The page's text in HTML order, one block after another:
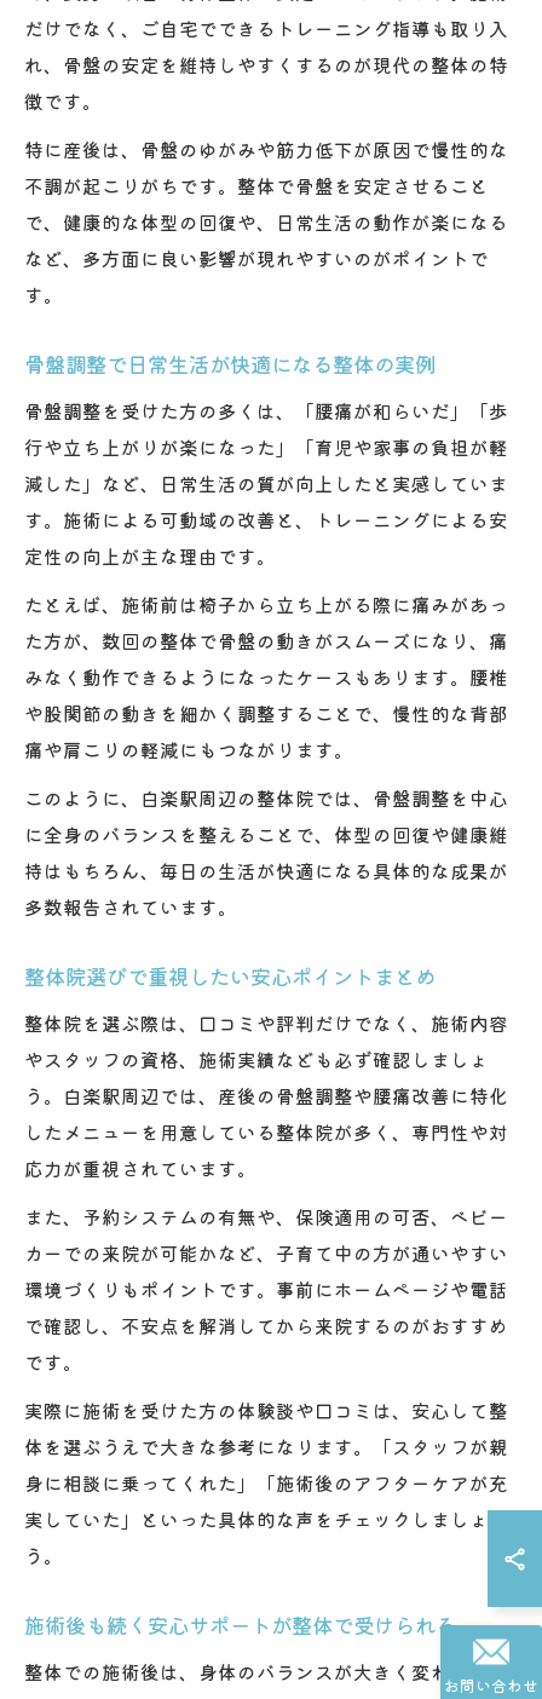
だけでなく、ご自宅でできるトレーニング指導も取り入
れ、骨盤の安定を維持しやすくするのが現代の整体の特
徴です。
特に産後は、骨盤のゆがみや筋力低下が原因で慢性的な
不調が起こりがちです。整体で骨盤を安定させること
で、健康的な体型の回復や、日常生活の動作が楽になる
など、多方面に良い影響が現れやすいのがポイントで
す。
骨盤調整で日常生活が快適になる整体の実例
骨盤調整を受けた方の多くは、「腰痛が和らいだ」「歩
行や立ち上がりが楽になった」「育児や家事の負担が軽
減した」など、日常生活の質が向上したと実感していま
す。施術による可動域の改善と、トレーニングによる安
定性の向上が主な理由です。
たとえば、施術前は椅子から立ち上がる際に痛みがあっ
た方が、数回の整体で骨盤の動きがスムーズになり、痛
みなく動作できるようになったケースもあります。腰椎
や股関節の動きを細かく調整することで、慢性的な背部
痛や肩こりの軽減にもつながります。
このように、白楽駅周辺の整体院では、骨盤調整を中心
に全身のバランスを整えることで、体型の回復や健康維
持はもちろん、毎日の生活が快適になる具体的な成果が
多数報告されています。
整体院選びで重視したい安心ポイントまとめ
整体院を選ぶ際は、口コミや評判だけでなく、施術内容
やスタッフの資格、施術実績なども必ず確認しましょ
う。白楽駅周辺では、産後の骨盤調整や腰痛改善に特化
したメニューを用意している整体院が多く、専門性や対
応力が重視されています。
また、予約システムの有無や、保険適用の可否、ベビー
カーでの来院が可能かなど、子育て中の方が通いやすい
環境づくりもポイントです。事前にホームページや電話
で確認し、不安点を解消してから来院するのがおすすめ
です。
実際に施術を受けた方の体験談や口コミは、安心して整
体を選ぶうえで大きな参考になります。「スタッフが親
身に相談に乗ってくれた」「施術後のアフターケアが充
実していた」といった具体的な声をチェックしましょ
う。
施術後も続く安心サポートが整体で受けられる
整体での施術後は、身体のバランスが大きく変わるた
お問い合わせ